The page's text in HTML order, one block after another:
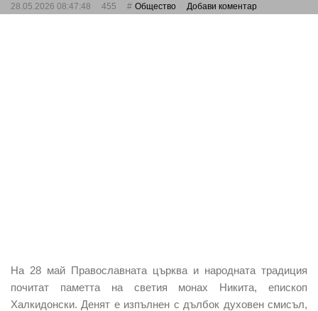
28.05.2026 08:47:48 455 Общество Добави коментар
На 28 май Православната църква и народната традиция
почитат паметта на светия монах Никита, епископ
Халкидонски. Денят е изпълнен с дълбок духовен смисъл,